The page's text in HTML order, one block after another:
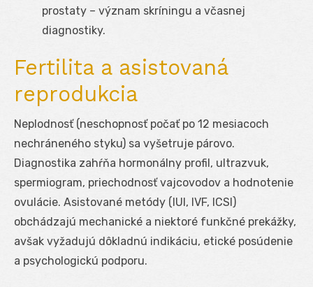
prostaty – význam skríningu a včasnej
diagnostiky.
Fertilita a asistovaná
reprodukcia
Neplodnosť (neschopnosť počať po 12 mesiacoch
nechráneného styku) sa vyšetruje párovo.
Diagnostika zahŕňa hormonálny profil, ultrazvuk,
spermiogram, priechodnosť vajcovodov a hodnotenie
ovulácie. Asistované metódy (IUI, IVF, ICSI)
obchádzajú mechanické a niektoré funkčné prekážky,
avšak vyžadujú dôkladnú indikáciu, etické posúdenie
a psychologickú podporu.